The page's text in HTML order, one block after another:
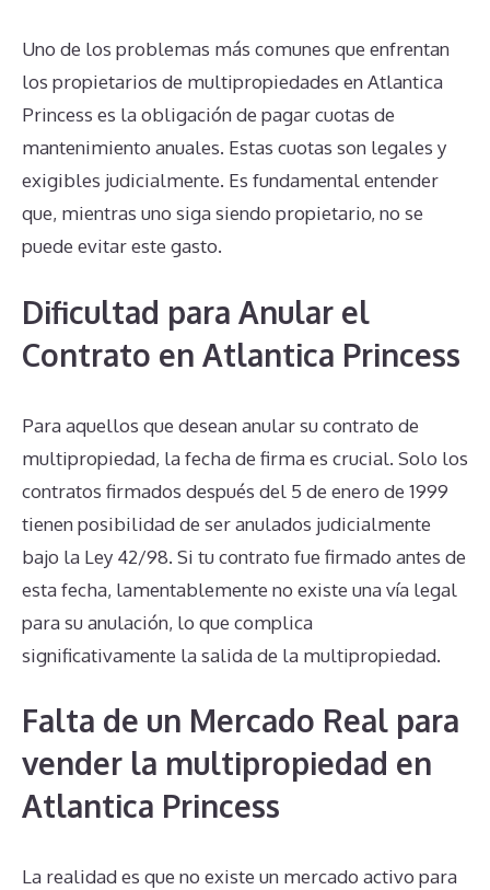
Uno de los problemas más comunes que enfrentan
los propietarios de multipropiedades en Atlantica
Princess es la obligación de pagar cuotas de
mantenimiento anuales. Estas cuotas son legales y
exigibles judicialmente. Es fundamental entender
que, mientras uno siga siendo propietario, no se
puede evitar este gasto.
Dificultad para Anular el
Contrato en Atlantica Princess
Para aquellos que desean anular su contrato de
multipropiedad, la fecha de firma es crucial. Solo los
contratos firmados después del 5 de enero de 1999
tienen posibilidad de ser anulados judicialmente
bajo la Ley 42/98. Si tu contrato fue firmado antes de
esta fecha, lamentablemente no existe una vía legal
para su anulación, lo que complica
significativamente la salida de la multipropiedad.
Falta de un Mercado Real para
vender la multipropiedad en
Atlantica Princess
La realidad es que no existe un mercado activo para